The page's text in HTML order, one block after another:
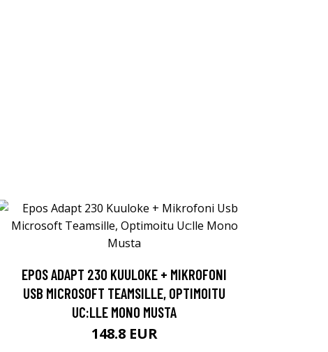
EPOS ADAPT 230 KUULOKE + MIKROFONI
USB MICROSOFT TEAMSILLE, OPTIMOITU
UC:LLE MONO MUSTA
148.8 EUR